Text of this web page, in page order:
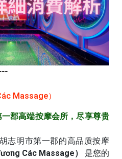
Massage）
郡高端按摩会所，尽享尊贵
志明市第一郡的高品质按摩
Các Massage）
是您的